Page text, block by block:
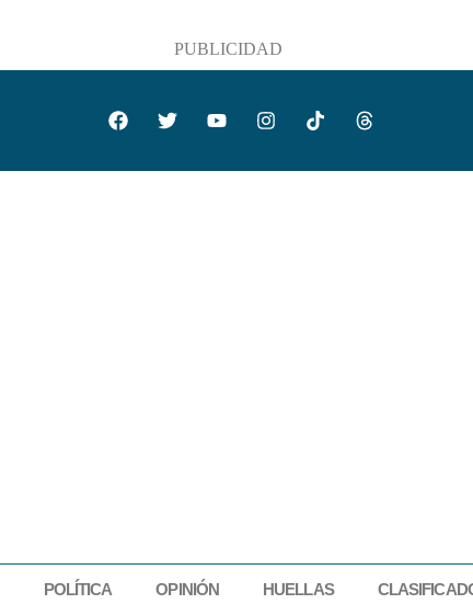
PUBLICIDAD
POLÍTICA OPINIÓN HUELLAS